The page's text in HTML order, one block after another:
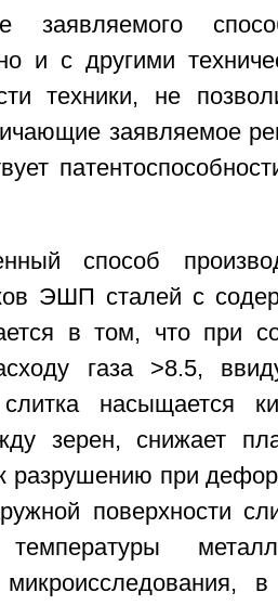
заявляемого
и с другими
техники, не
заявляемое
способ
ЭШП сталей с
в том, что при
газа >8.5,
слитка насыщается
зерен, снижает
разрушению при
поверхности
температуры